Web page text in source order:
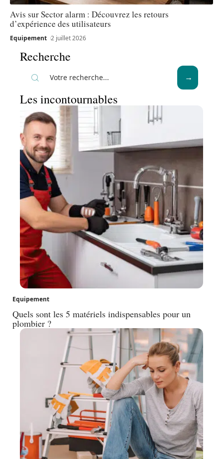
Avis sur Sector alarm : Découvrez les retours
d’expérience des utilisateurs
Equipement 2 juillet 2026
Recherche
Les incontournables
Equipement
Quels sont les 5 matériels indispensables pour un
plombier ?